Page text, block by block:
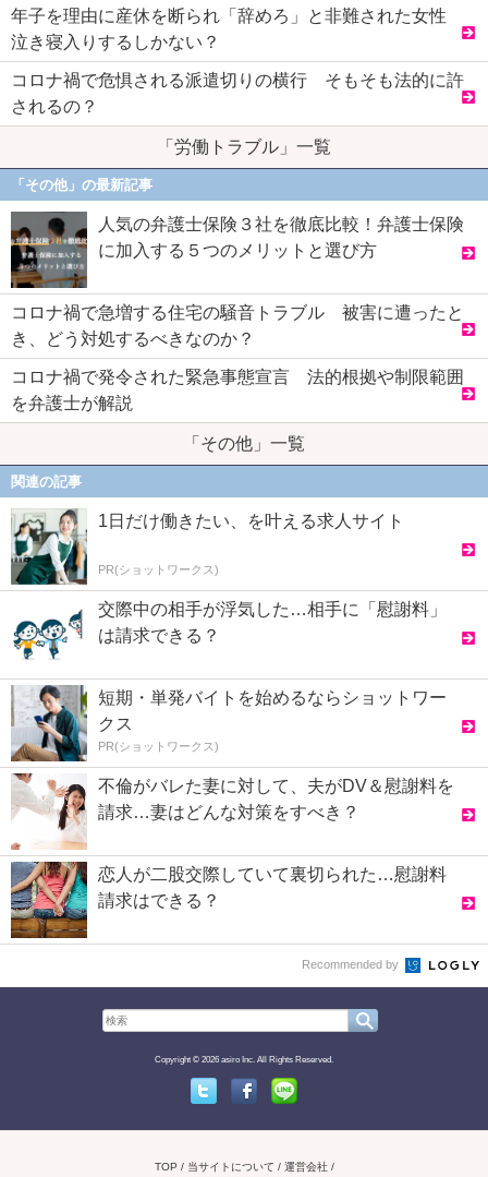
年子を理由に産休を断られ「辞めろ」と非難された女性
泣き寝入りするしかない？
コロナ禍で危惧される派遣切りの横行 そもそも法的に許
されるの？
「労働トラブル」一覧
「その他」の最新記事
人気の弁護士保険３社を徹底比較！弁護士保険
に加入する５つのメリットと選び方
コロナ禍で急増する住宅の騒音トラブル 被害に遭ったと
き、どう対処するべきなのか？
コロナ禍で発令された緊急事態宣言 法的根拠や制限範囲
を弁護士が解説
「その他」一覧
関連の記事
1日だけ働きたい、を叶える求人サイト
PR(ショットワークス)
交際中の相手が浮気した…相手に「慰謝料」
は請求できる？
短期・単発バイトを始めるならショットワー
クス
PR(ショットワークス)
不倫がバレた妻に対して、夫がDV＆慰謝料を
請求…妻はどんな対策をすべき？
恋人が二股交際していて裏切られた…慰謝料
請求はできる？
Recommended by
Copyright © 2026 asiro Inc. All Rights Reserved.
TOP 当サイトについて 運営会社